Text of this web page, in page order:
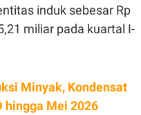
induk sebesar Rp
miliar pada kuartal I-
Minyak, Kondensat
hingga Mei 2026